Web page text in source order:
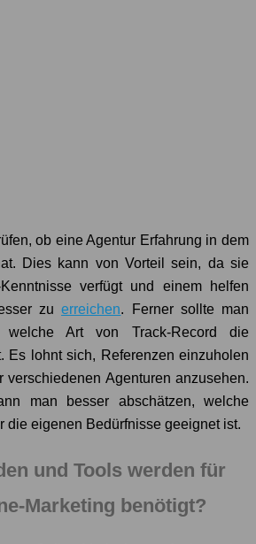
ob eine Agentur Erfahrung in dem
Dies kann von Vorteil sein, da sie
verfügt und einem helfen
zuerreichen. Ferner sollte man
welche Art von Track-Record die
Es lohnt sich, Referenzen einzuholen
verschiedenen Agenturen anzusehen.
man besser abschätzen, welche
die eigenen Bedürfnisse geeignet ist.
und Tools werden für
Marketing benötigt?